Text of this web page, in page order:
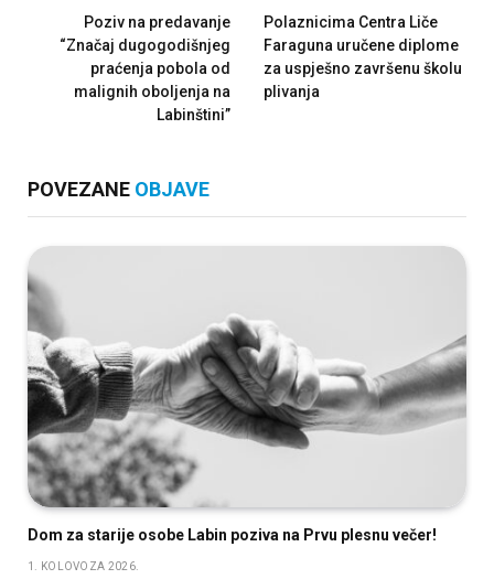
Poziv na predavanje
“Značaj dugogodišnjeg
praćenja pobola od
malignih oboljenja na
Labinštini”
Polaznicima Centra Liče
Faraguna uručene diplome
za uspješno završenu školu
plivanja
POVEZANE OBJAVE
Dom za starije osobe Labin poziva na Prvu plesnu večer!
1. KOLOVOZA 2026.